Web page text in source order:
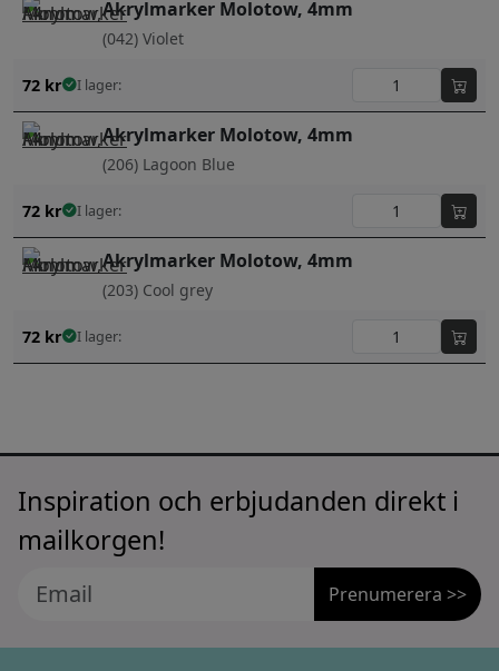
Akrylmarker Molotow, 4mm
(042) Violet
72 kr I lager:
Akrylmarker Molotow, 4mm
(206) Lagoon Blue
72 kr I lager:
Akrylmarker Molotow, 4mm
(203) Cool grey
72 kr I lager:
Inspiration och erbjudanden direkt i
mailkorgen!
Prenumerera >>